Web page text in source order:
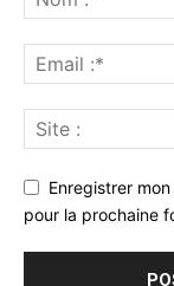
Enregistrer
pour la prochaine